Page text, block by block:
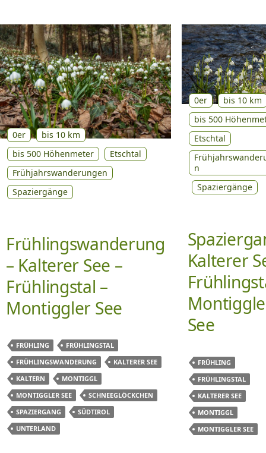
E
N
0er
bis 10 km
bis 500 Höhenmeter
Etschtal
Frühjahrswanderungen
Spaziergänge
Frühlingswanderung
– Kalterer See –
Frühlingstal –
Montiggler See
FRÜHLING
FRÜHLINGSTAL
FRÜHLINGSWANDERUNG
KALTERER SEE
KALTERN
MONTIGGL
MONTIGGLER SEE
SCHNEEGLÖCKCHEN
SPAZIERGANG
SÜDTIROL
UNTERLAND
0er
bis 10 km
bis 500
Etschtal
n
Spaziergänge
Kalterer
See
FRÜHLING
FRÜHLINGSTAL
KALTERER SEE
MONTIGGL
MONTIGGLER SEE